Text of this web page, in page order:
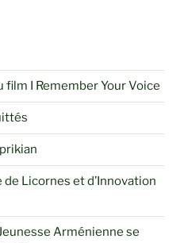
I Remember Your Voice
de Licornes et d’Innovation
Arménienne se